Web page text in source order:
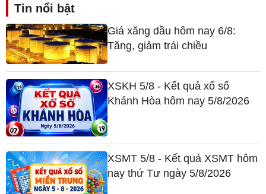
Tin nổi bật
Giá xăng dầu hôm nay 6/8:
Tăng, giảm trái chiều
XSKH 5/8 - Kết quả xổ số
Khánh Hòa hôm nay 5/8/2026
XSMT 5/8 - Kết quả XSMT hôm
nay thứ Tư ngày 5/8/2026